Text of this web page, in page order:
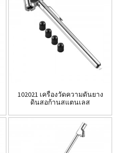
102021 เครื่องวัดความดันยาง
ดินสอก้านสแตนเลส